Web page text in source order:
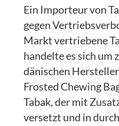
Ein Importeur von
gegen
Markt vertriebene
handelte es sich um
dänischen
Frosted Chewing
Tabak, der mit
versetzt und in